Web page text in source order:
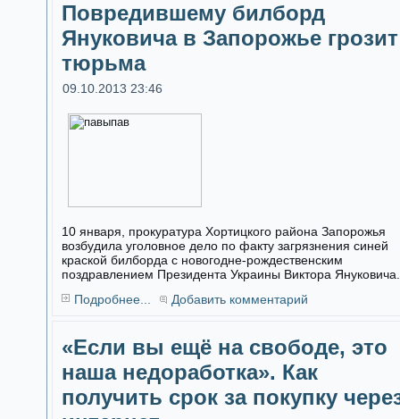
Повредившему билборд
Януковича в Запорожье грозит
тюрьма
09.10.2013 23:46
10 января, прокуратура Хортицкого района Запорожья
возбудила уголовное дело по факту загрязнения синей
краской билборда с новогодне-рождественским
поздравлением Президента Украины Виктора Януковича.
Подробнее...
Добавить комментарий
«Если вы ещё на свободе, это
наша недоработка». Как
получить срок за покупку